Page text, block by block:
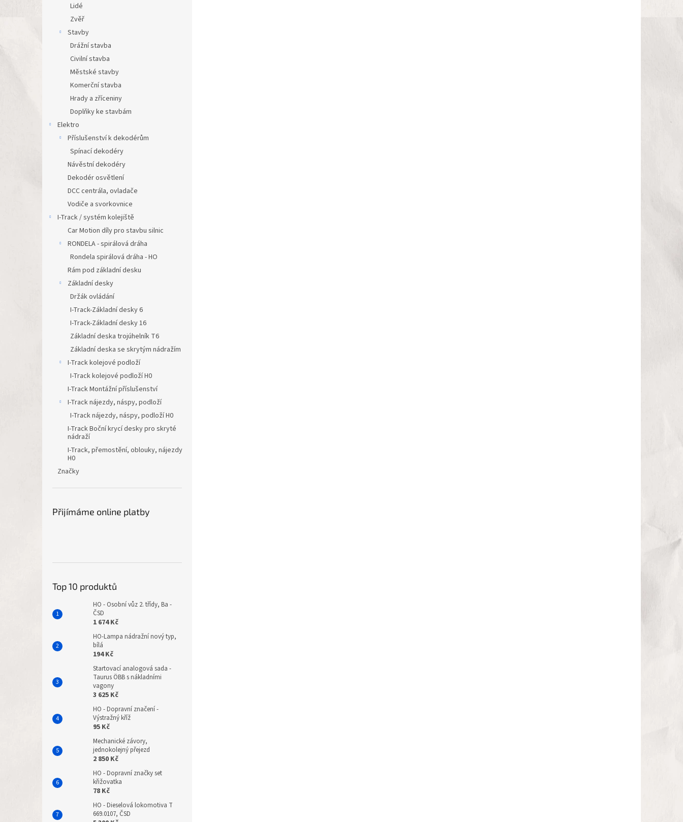
Lidé
Zvěř
Stavby
Drážní stavba
Civilní stavba
Městské stavby
Komerční stavba
Hrady a zříceniny
Doplňky ke stavbám
Elektro
Příslušenství k dekodérům
Spínací dekodéry
Návěstní dekodéry
Dekodér osvětlení
DCC centrála, ovladače
Vodiče a svorkovnice
I-Track / systém kolejiště
Car Motion díly pro stavbu silnic
RONDELA - spirálová dráha
Rondela spirálová dráha - HO
Rám pod základní desku
Základní desky
Držák ovládání
I-Track-Základní desky 6
I-Track-Základní desky 16
Základní deska trojúhelník T6
Základní deska se skrytým nádražím
I-Track kolejové podloží
I-Track kolejové podloží H0
I-Track Montážní příslušenství
I-Track nájezdy, náspy, podloží
I-Track nájezdy, náspy, podloží H0
I-Track Boční krycí desky pro skryté
nádraží
I-Track, přemostění, oblouky, nájezdy
H0
Značky
Přijímáme online platby
Top 10 produktů
HO - Osobní vůz 2. třídy, Ba -
ČSD
1 674 Kč
HO-Lampa nádražní nový typ,
bílá
194 Kč
Startovací analogová sada -
Taurus ÖBB s nákladními
vagony
3 625 Kč
HO - Dopravní značení -
Výstražný kříž
95 Kč
Mechanické závory,
jednokolejný přejezd
2 850 Kč
HO - Dopravní značky set
křižovatka
78 Kč
HO - Dieselová lokomotiva T
669.0107, ČSD